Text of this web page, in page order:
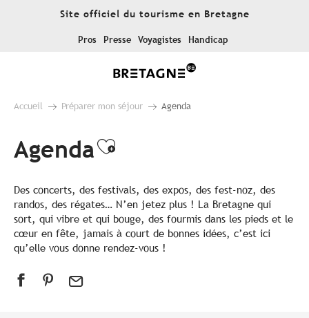
Site officiel du tourisme en Bretagne
Pros Presse Voyagistes Handicap
Accueil Préparer mon séjour Agenda
AgendaAjouter aux favoris
Des concerts, des festivals, des expos, des fest-noz, des
randos, des régates… N’en jetez plus ! La Bretagne qui
sort, qui vibre et qui bouge, des fourmis dans les pieds et le
cœur en fête, jamais à court de bonnes idées, c’est ici
qu’elle vous donne rendez-vous !